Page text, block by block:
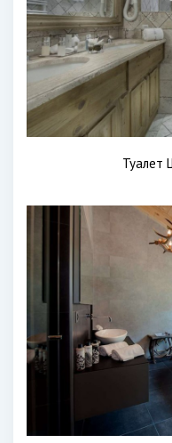
Туалет